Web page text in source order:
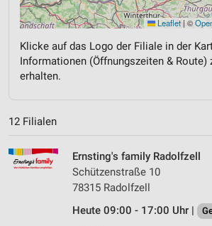
Leaflet | ©
Klicke auf das Logo der Filiale in der
Informationen (Öffnungszeiten & Route)
erhalten.
12 Filialen
Ernsting's family Radolfzell
Schützenstraße 10
78315 Radolfzell
Heute 09:00 - 17:00 Uhr |